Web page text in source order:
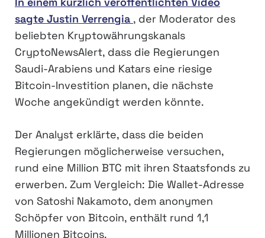
sagte Justin Verrengia , der Moderator des
beliebten Kryptowährungskanals
CryptoNewsAlert, dass die Regierungen
Saudi-Arabiens und Katars eine riesige
Bitcoin-Investition planen, die nächste
Woche angekündigt werden könnte.
Der Analyst erklärte, dass die beiden
Regierungen möglicherweise versuchen,
rund eine Million BTC mit ihren Staatsfonds zu
erwerben. Zum Vergleich: Die Wallet-Adresse
von Satoshi Nakamoto, dem anonymen
Schöpfer von Bitcoin, enthält rund 1,1
Millionen Bitcoins.